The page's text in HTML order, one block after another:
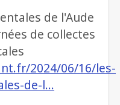
de l'Aude
de collectes
2024/06/16/les-
de-l…